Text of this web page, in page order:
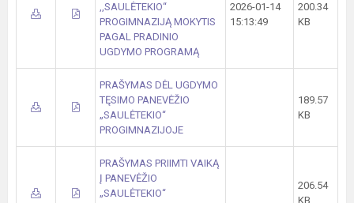
,,SAULĖTEKIO“
PROGIMNAZIJĄ MOKYTIS
PAGAL PRADINIO
UGDYMO PROGRAMĄ
2026-01-14
15:13:49
200.34
KB
PRAŠYMAS DĖL UGDYMO
TĘSIMO PANEVĖŽIO
„SAULĖTEKIO“
PROGIMNAZIJOJE
189.57
KB
PRAŠYMAS PRIIMTI VAIKĄ
Į PANEVĖŽIO
„SAULĖTEKIO“
206.54
KB